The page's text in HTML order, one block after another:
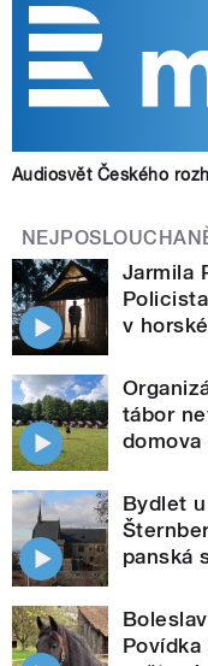
Audiosvět Českého
Jarmila
v
tábor
domova
Bydlet
panská